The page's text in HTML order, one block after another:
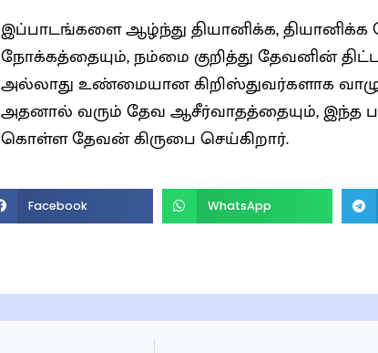
இப்பாடங்களை ஆழ்ந்து தியானிக்க,
நோக்கத்தையும், நம்மை குறித்து தேவனின்
அல்லாது உண்மையான கிறிஸ்துவர்களாக
அதனால் வரும் தேவ ஆசீர்வாதத்தையும், இந்த
கொள்ள தேவன் கிருபை செய்கிறார்.
Facebook WhatsApp